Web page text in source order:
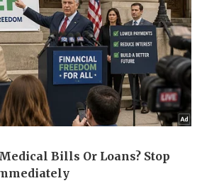
Tin Công nghệ
Trải nghiệm
Chuyển đổi số